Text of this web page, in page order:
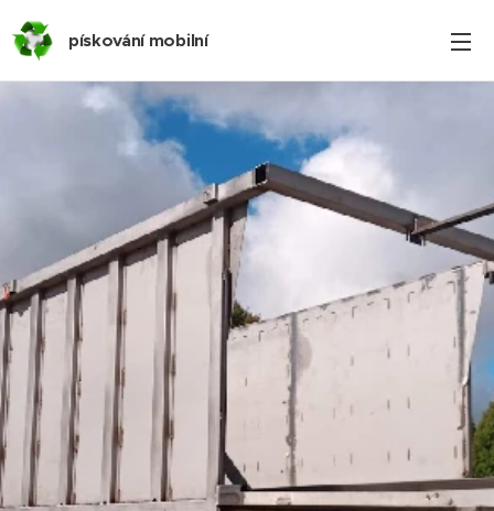
pískování mobilní